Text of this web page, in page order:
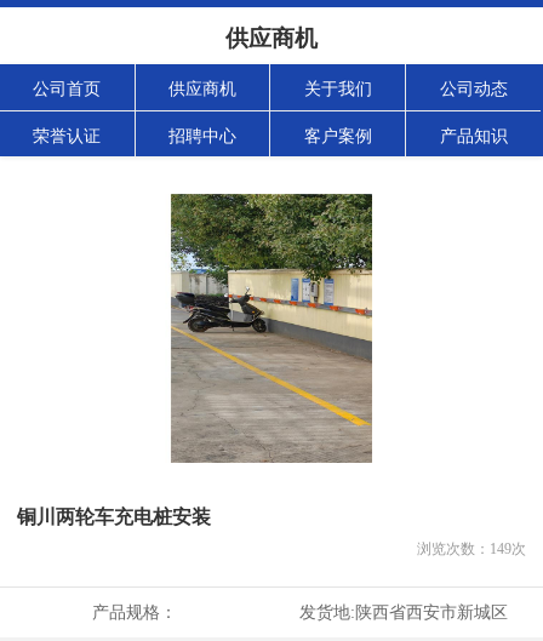
供应商机
公司首页 供应商机 关于我们 公司动态
荣誉认证 招聘中心 客户案例 产品知识
铜川两轮车充电桩安装
浏览次数： 149次
产品规格： 发货地:陕西省西安市新城区